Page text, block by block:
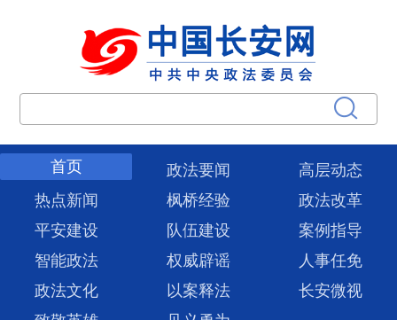
首页 政法要闻
高层动态
热点新闻
枫桥经验
政法改革
平安建设
队伍建设
案例指导
智能政法
权威辟谣
人事任免
政法文化
以案释法
长安微视